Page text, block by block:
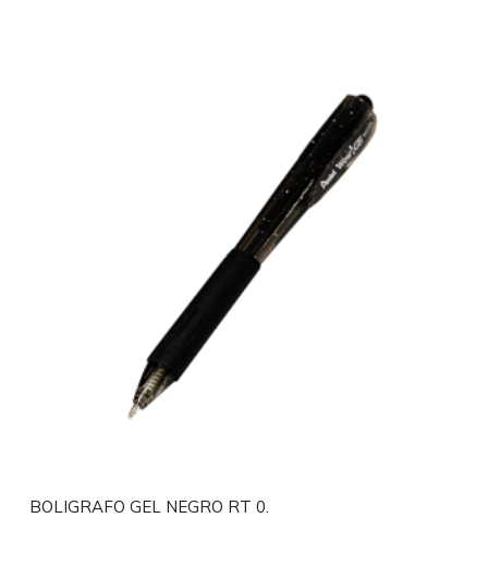
BOLIGRAFO GEL NEGRO RT 0.